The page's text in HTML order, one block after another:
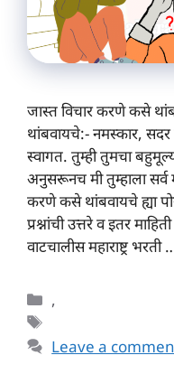
जास्त विचार करणे कसे
थांबवायचे:- नमस्कार,
स्वागत. तुम्ही तुमचा
अनुसरूनच मी तुम्हाला सर्व
करणे कसे थांबवायचे ह्या
प्रश्नांची उत्तरे व इतर
वाटचालीस महाराष्ट्र भरती
Categories
,
Leave a